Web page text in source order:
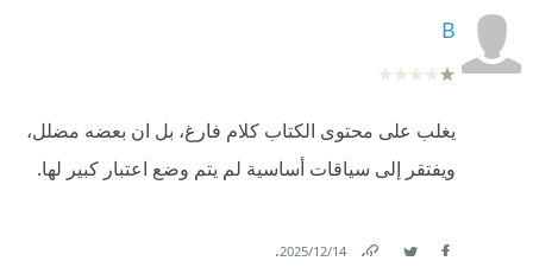
B
يغلب على محتوى الكتاب كلام فارغ، بل ان بعضه مضلل،
ويفتقر إلى سياقات أساسية لم يتم وضع اعتبار كبير لها.
14‏/12‏/2025
.